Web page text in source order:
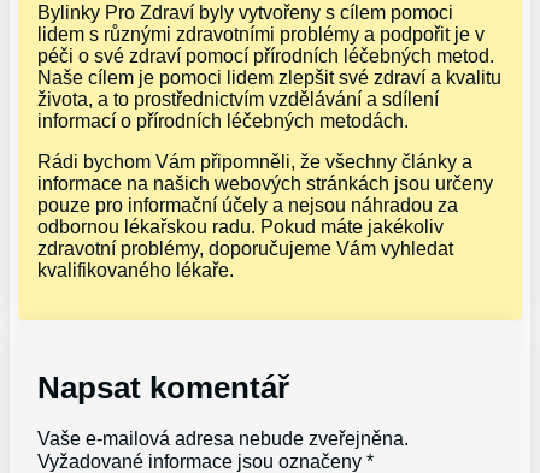
Bylinky Pro Zdraví byly vytvořeny s cílem pomoci
lidem s různými zdravotními problémy a podpořit je v
péči o své zdraví pomocí přírodních léčebných metod.
Naše cílem je pomoci lidem zlepšit své zdraví a kvalitu
života, a to prostřednictvím vzdělávání a sdílení
informací o přírodních léčebných metodách.
Rádi bychom Vám připomněli, že všechny články a
informace na našich webových stránkách jsou určeny
pouze pro informační účely a nejsou náhradou za
odbornou lékařskou radu. Pokud máte jakékoliv
zdravotní problémy, doporučujeme Vám vyhledat
kvalifikovaného lékaře.
Napsat komentář
Vaše e-mailová adresa nebude zveřejněna.
Vyžadované informace jsou označeny*